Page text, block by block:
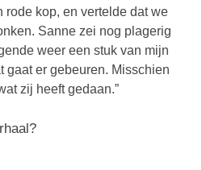
rode kop, en vertelde dat we
Sanne zei nog plagerig
weer een stuk van mijn
gaat er gebeuren. Misschien
zij heeft gedaan.”